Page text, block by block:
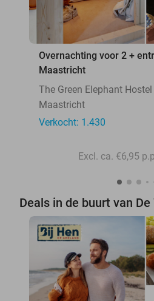
Overnachting voor 2 +
Maastricht
The Green Elephant Hostel
Maastricht
Verkocht: 1.430
Excl. ca. €6,95
Deals in de buurt van